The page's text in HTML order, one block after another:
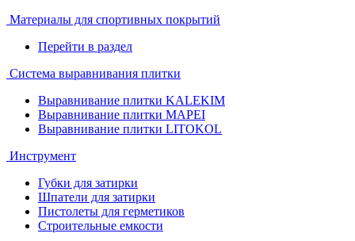
Материалы для спортивных покрытий
Перейти в раздел
Система выравнивания плитки
Выравнивание плитки KALEKIM
Выравнивание плитки MAPEI
Выравнивание плитки LITOKOL
Инструмент
Губки для затирки
Шпатели для затирки
Пистолеты для герметиков
Строительные емкости